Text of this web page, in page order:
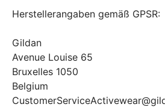
Herstellerangaben gemäß GPSR:
Gildan
Avenue Louise 65
Bruxelles 1050
Belgium